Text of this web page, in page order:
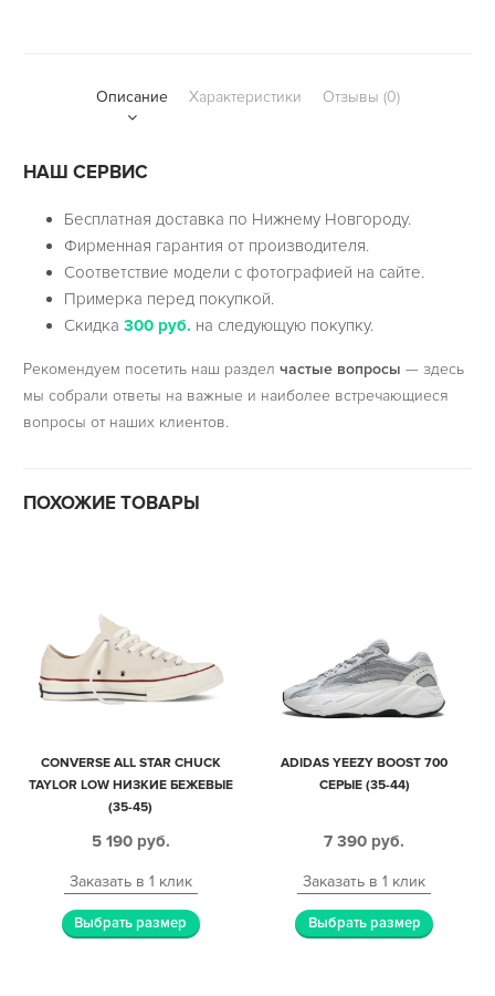
Описание Характеристики Отзывы (0)
НАШ СЕРВИС
Бесплатная доставка по Нижнему Новгороду.
Фирменная гарантия от производителя.
Соответствие модели с фотографией на сайте.
Примерка перед покупкой.
Скидка300 руб. на следующую покупку.
Рекомендуем посетить наш раздел частые вопросы — здесь
мы собрали ответы на важные и наиболее встречающиеся
вопросы от наших клиентов.
ПОХОЖИЕ ТОВАРЫ
CONVERSE ALL STAR CHUCK
TAYLOR LOW НИЗКИЕ БЕЖЕВЫЕ
(35-45)
5 190 руб.
Заказать в 1 клик
Выбрать размер
ADIDAS YEEZY BOOST 700
СЕРЫЕ (35-44)
7 390 руб.
Заказать в 1 клик
Выбрать размер